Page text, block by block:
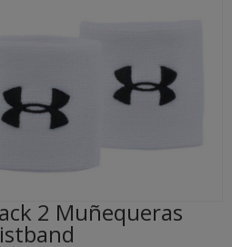
2 Muñequeras